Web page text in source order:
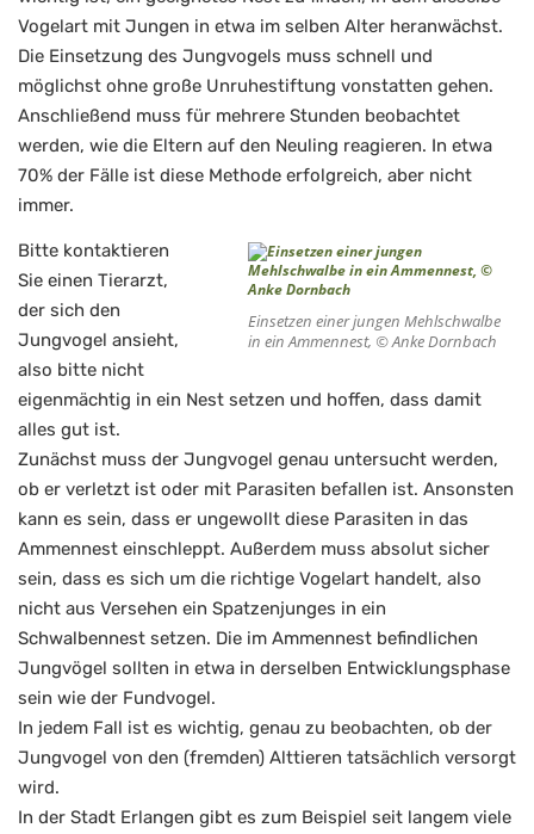
Vogelart mit Jungen in etwa im selben Alter heranwächst.
Die Einsetzung des Jungvogels muss schnell und
möglichst ohne große Unruhestiftung vonstatten gehen.
Anschließend muss für mehrere Stunden beobachtet
werden, wie die Eltern auf den Neuling reagieren. In etwa
70% der Fälle ist diese Methode erfolgreich, aber nicht
immer.
Einsetzen einer jungen Mehlschwalbe
in ein Ammennest, © Anke Dornbach
Bitte kontaktieren
Sie einen Tierarzt,
der sich den
Jungvogel ansieht,
also bitte nicht
eigenmächtig in ein Nest setzen und hoffen, dass damit
alles gut ist.
Zunächst muss der Jungvogel genau untersucht werden,
ob er verletzt ist oder mit Parasiten befallen ist. Ansonsten
kann es sein, dass er ungewollt diese Parasiten in das
Ammennest einschleppt. Außerdem muss absolut sicher
sein, dass es sich um die richtige Vogelart handelt, also
nicht aus Versehen ein Spatzenjunges in ein
Schwalbennest setzen. Die im Ammennest befindlichen
Jungvögel sollten in etwa in derselben Entwicklungsphase
sein wie der Fundvogel.
In jedem Fall ist es wichtig, genau zu beobachten, ob der
Jungvogel von den (fremden) Alttieren tatsächlich versorgt
wird.
In der Stadt Erlangen gibt es zum Beispiel seit langem viele